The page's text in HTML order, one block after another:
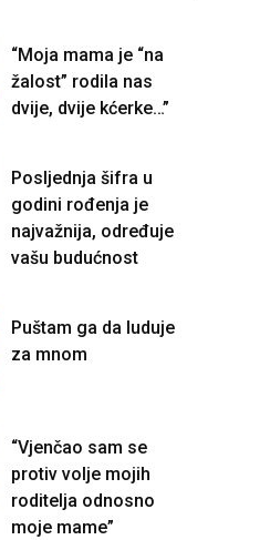
“Moja mama je “na
žalost” rodila nas
dvije, dvije kćerke…”
Posljednja šifra u
godini rođenja je
najvažnija, određuje
vašu budućnost
Puštam ga da luduje
za mnom
“Vjenčao sam se
protiv volje mojih
roditelja odnosno
moje mame”